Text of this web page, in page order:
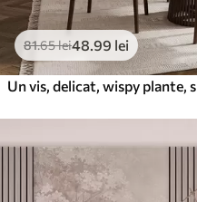
81.65lei48 .99 lei